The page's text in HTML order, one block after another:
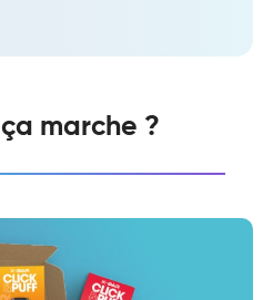
marche ?